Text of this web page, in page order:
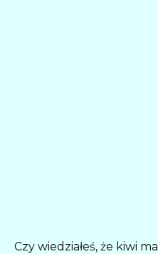
Czy wiedziałeś, że kiwi